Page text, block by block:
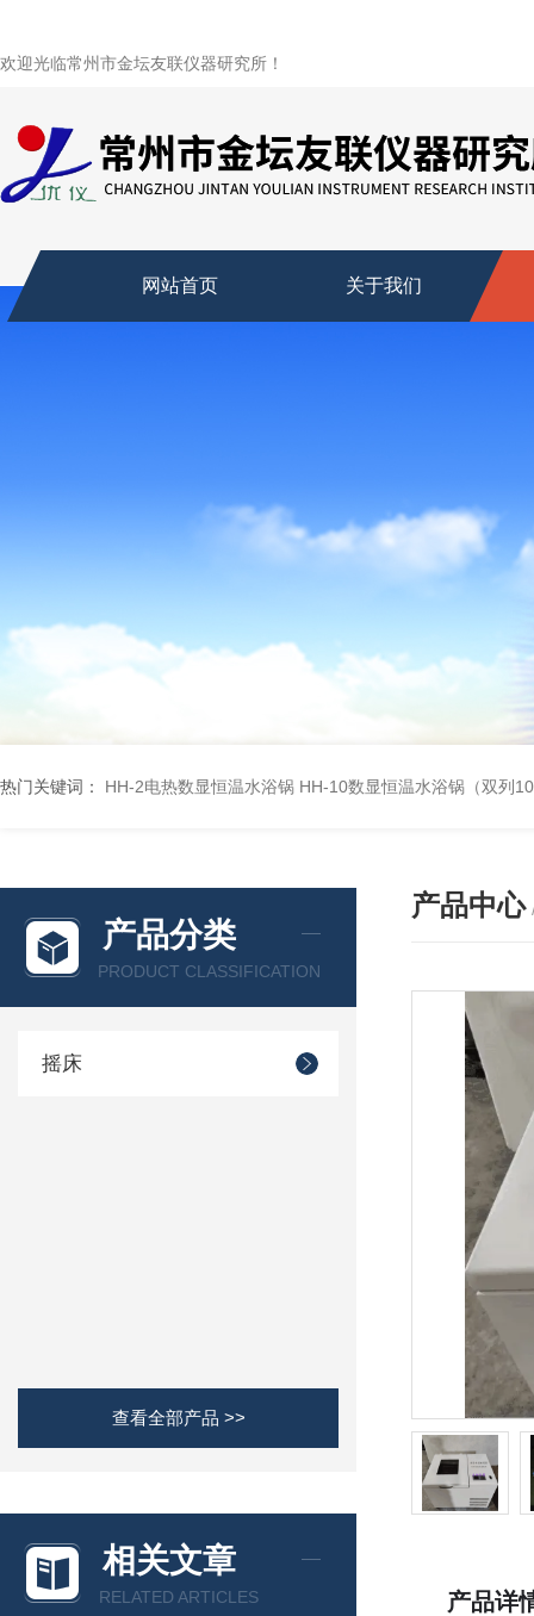
欢迎光临常州市金坛友联仪器研究所！
网站首页 关于我们
热门关键词： HH-2电热数显恒温水浴锅 HH-10数显恒温水浴锅（双列
产品分类
PRODUCT CLASSIFICATION
摇床
查看全部产品 >>
相关文章
RELATED ARTICLES
产品中心
产品详